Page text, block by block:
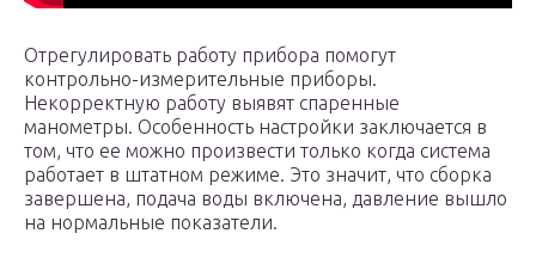
Отрегулировать работу прибора помогут
контрольно-измерительные приборы.
Некорректную работу выявят спаренные
манометры. Особенность настройки заключается в
том, что ее можно произвести только когда система
работает в штатном режиме. Это значит, что сборка
завершена, подача воды включена, давление вышло
на нормальные показатели.